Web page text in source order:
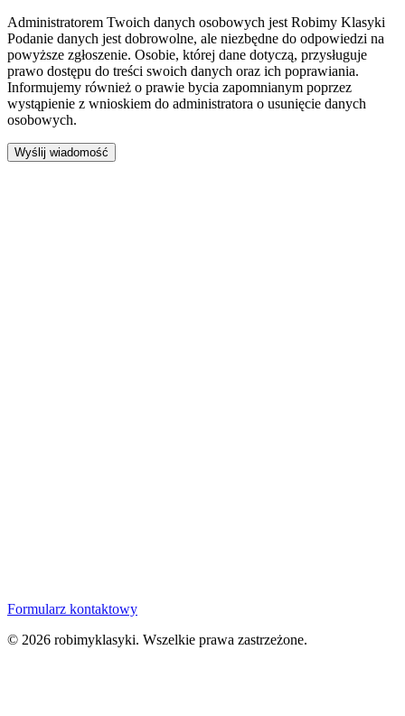
Administratorem Twoich danych osobowych jest Robimy Klasyki
Podanie danych jest dobrowolne, ale niezbędne do odpowiedzi na
powyższe zgłoszenie. Osobie, której dane dotyczą, przysługuje
prawo dostępu do treści swoich danych oraz ich poprawiania.
Informujemy również o prawie bycia zapomnianym poprzez
wystąpienie z wnioskiem do administratora o usunięcie danych
osobowych.
Formularz kontaktowy
© 2026 robimyklasyki. Wszelkie prawa zastrzeżone.